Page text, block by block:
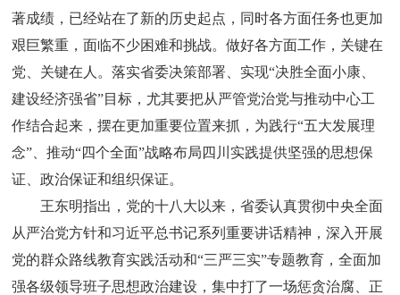
著成绩，已经站在了新的历史起点，同时各方面任务也更加
艰巨繁重，面临不少困难和挑战。做好各方面工作，关键在
党、关键在人。落实省委决策部署、实现“决胜全面小康、
建设经济强省”目标，尤其要把从严管党治党与推动中心工
作结合起来，摆在更加重要位置来抓，为践行“五大发展理
念”、推动“四个全面”战略布局四川实践提供坚强的思想保
证、政治保证和组织保证。
王东明指出，党的十八大以来，省委认真贯彻中央全面
从严治党方针和习近平总书记系列重要讲话精神，深入开展
党的群众路线教育实践活动和“三严三实”专题教育，全面加
强各级领导班子思想政治建设，集中打了一场惩贪治腐、正